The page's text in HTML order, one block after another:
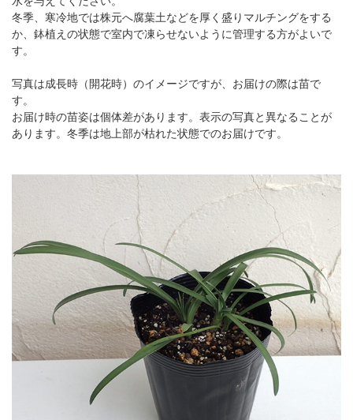
冬季、寒冷地では株元へ腐葉土などを厚く盛りマルチングをする
か、鉢植えの状態で室内で凍らせないように管理する方がよいで
す。
写真は成長時（開花時）のイメージですが、お届けの際は苗で
す。
お届け時の苗姿は個体差があります。表示の写真と異なることが
あります。冬季は地上部が枯れた状態でのお届けです。